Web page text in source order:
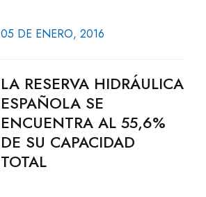
05 DE ENERO, 2016
LA RESERVA HIDRÁULICA
ESPAÑOLA SE
ENCUENTRA AL 55,6%
DE SU CAPACIDAD
TOTAL